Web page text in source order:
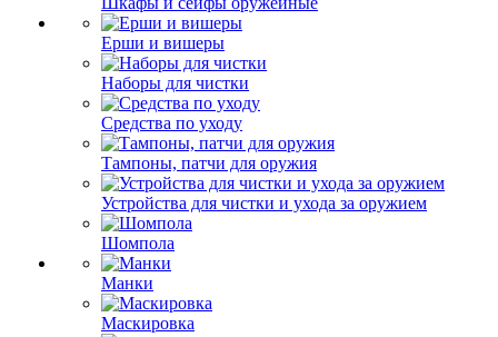
Ерши и вишеры
Наборы для чистки
Средства по уходу
Тампоны, патчи для оружия
Устройства для чистки и ухода за оружием
Шомпола
Манки
Маскировка